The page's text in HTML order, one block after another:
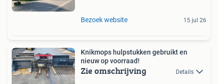
Bezoek website 15 jul 26
Knikmops hulpstukken gebruikt en
nieuw op voorraad!
Zie omschrijving Details